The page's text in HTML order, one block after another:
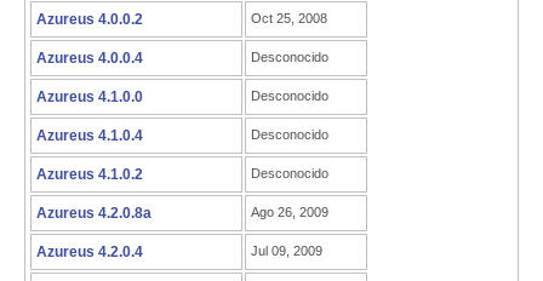
Azureus 4.0.0.2 Oct 25, 2008
Azureus 4.0.0.4 Desconocido
Azureus 4.1.0.0 Desconocido
Azureus 4.1.0.4 Desconocido
Azureus 4.1.0.2 Desconocido
Azureus 4.2.0.8a Ago 26, 2009
Azureus 4.2.0.4 Jul 09, 2009